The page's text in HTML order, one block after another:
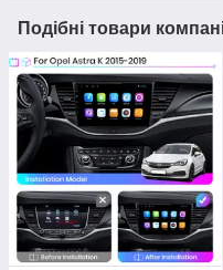
Подібні товари